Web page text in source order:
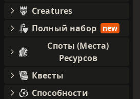
Creatures
Полный набор
new
Споты (Места)
Ресурсов
Квесты
Способности